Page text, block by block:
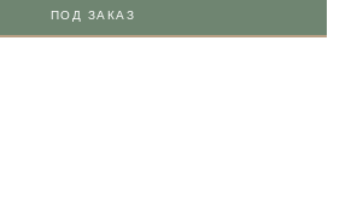
ПОД ЗАКАЗ